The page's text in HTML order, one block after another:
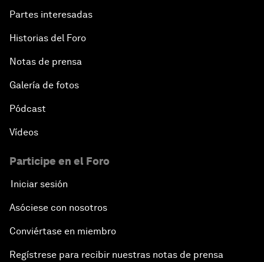
Partes interesadas
Historias del Foro
Notas de prensa
Galería de fotos
Pódcast
Vídeos
Participe en el Foro
Iniciar sesión
Asóciese con nosotros
Conviértase en miembro
Regístrese para recibir nuestras notas de prensa